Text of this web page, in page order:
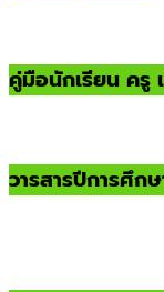
คู่มือนักเรียน ครู
วารสารปีการศึก